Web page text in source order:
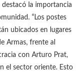
destacó la importancia
“Los postes
ubicados en lugares
Armas, frente al
con Arturo Prat,
el sector oriente. Esto